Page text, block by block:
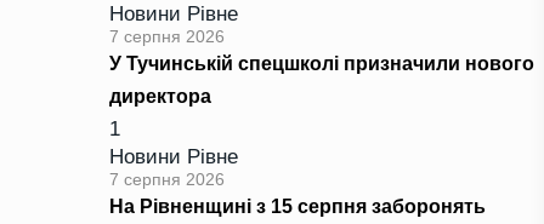
Новини Рівне
7 серпня 2026
У Тучинській спецшколі призначили нового
директора
1
Новини Рівне
7 серпня 2026
На Рівненщині з 15 серпня заборонять